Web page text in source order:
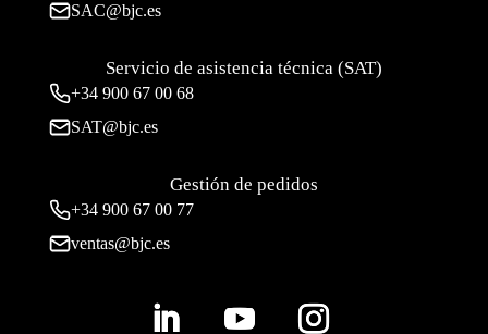
SAC@bjc.es
Servicio de asistencia técnica (SAT)
+34 900 67 00 68
SAT@bjc.es
Gestión de pedidos
+34 900 67 00 77
ventas@bjc.es